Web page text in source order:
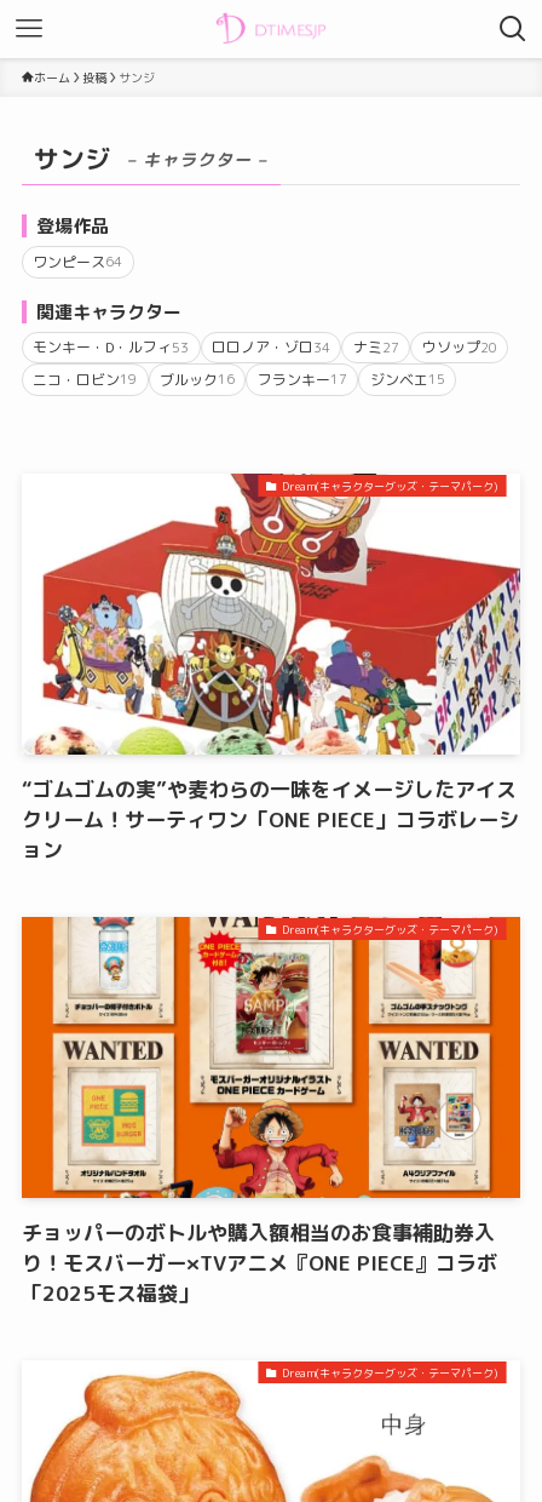
ホーム 投稿 サンジ
サンジ – キャラクター –
登場作品
ワンピース64
関連キャラクター
モンキー・D・ルフィ53 ロロノア・ゾロ34 ナミ27 ウソップ20
ニコ・ロビン19 ブルック16 フランキー17 ジンベエ15
Dream(キャラクターグッズ・テーマパーク)
“ゴムゴムの実”や麦わらの一味をイメージしたアイス
クリーム！サーティワン「ONE PIECE」コラボレーシ
ョン
Dream(キャラクターグッズ・テーマパーク)
チョッパーのボトルや購入額相当のお食事補助券入
り！モスバーガー×TVアニメ『ONE PIECE』コラボ
「2025モス福袋」
Dream(キャラクターグッズ・テーマパーク)